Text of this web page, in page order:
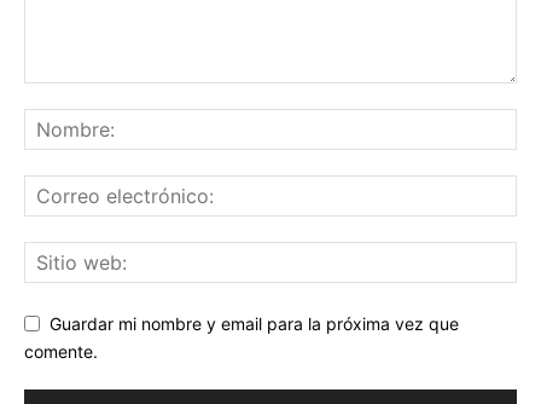
Guardar mi nombre y email para la próxima vez que
comente.